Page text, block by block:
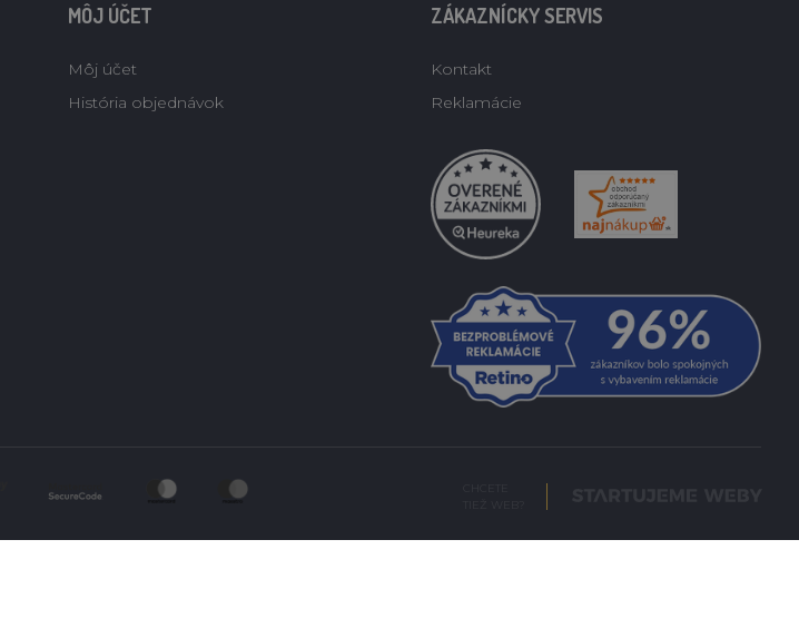
MÔJ ÚČET
Môj účet
História objednávok
ZÁKAZNÍCKY SERVIS
Kontakt
Reklamácie